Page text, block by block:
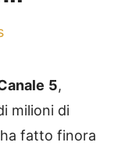
5,
milioni di
fatto finora